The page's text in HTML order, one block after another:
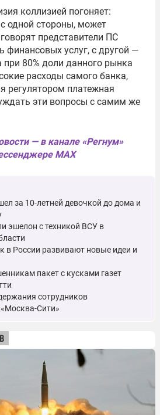
коллизией погоняет:
одной стороны, может
представители ПС
финансовых услуг, с другой —
при 80% доли данного рынка
расходы самого банка,
регулятором платежная
эти вопросы с самим же
— в канале «Регнум»
MAX
за 10-летней девочкой до дома и
эшелон с техникой ВСУ в
в России развивают новые идеи и
пакет с кусками газет
сотрудников
Сити»